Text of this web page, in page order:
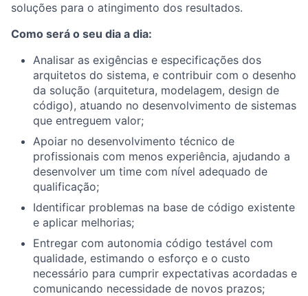
soluções para o atingimento dos resultados.
Como será o seu dia a dia:
Analisar as exigências e especificações dos
arquitetos do sistema, e contribuir com o desenho
da solução (arquitetura, modelagem, design de
código), atuando no desenvolvimento de sistemas
que entreguem valor;
Apoiar no desenvolvimento técnico de
profissionais com menos experiência, ajudando a
desenvolver um time com nível adequado de
qualificação;
Identificar problemas na base de código existente
e aplicar melhorias;
Entregar com autonomia código testável com
qualidade, estimando o esforço e o custo
necessário para cumprir expectativas acordadas e
comunicando necessidade de novos prazos;